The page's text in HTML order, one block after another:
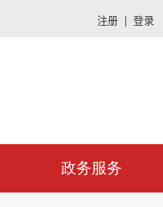
政务服务